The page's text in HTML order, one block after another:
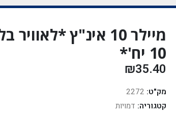
מיילר 10 אינ"ץ
10 יח'*
₪35.40
מק"ט: 2272
קטגוריה: דמויות